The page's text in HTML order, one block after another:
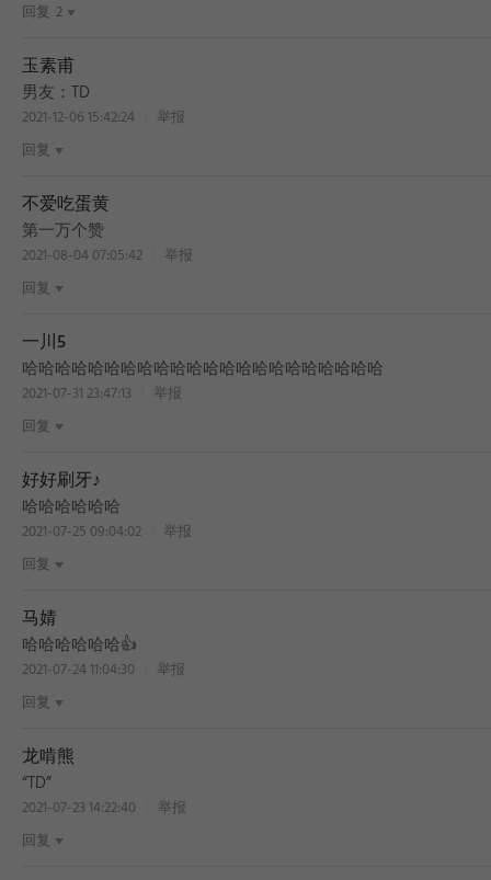
BEST
BEST
BEST
回复 2
玉素甫
男友：TD
2021-12-06 15:42:24
举报
回复
不爱吃蛋黄
第一万个赞
2021-08-04 07:05:42
举报
回复
一川5
哈哈哈哈哈哈哈哈哈哈哈哈哈哈哈哈哈哈哈哈哈哈
2021-07-31 23:47:13
举报
回复
好好刷牙♪
哈哈哈哈哈哈
2021-07-25 09:04:02
举报
回复
马婧
哈哈哈哈哈哈👍
2021-07-24 11:04:30
举报
回复
龙啃熊
“TD”
2021-07-23 14:22:40
举报
回复